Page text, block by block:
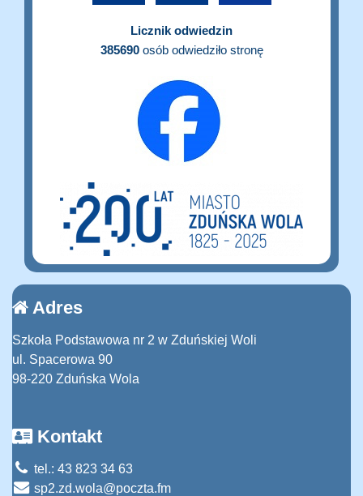
Licznik odwiedzin
385690osób odwiedziło stronę
Adres
Szkoła Podstawowa nr 2 w Zduńskiej Woli
ul. Spacerowa 90
98-220 Zduńska Wola
Kontakt
tel.: 43 823 34 63
sp2.zd.wola@poczta.fm